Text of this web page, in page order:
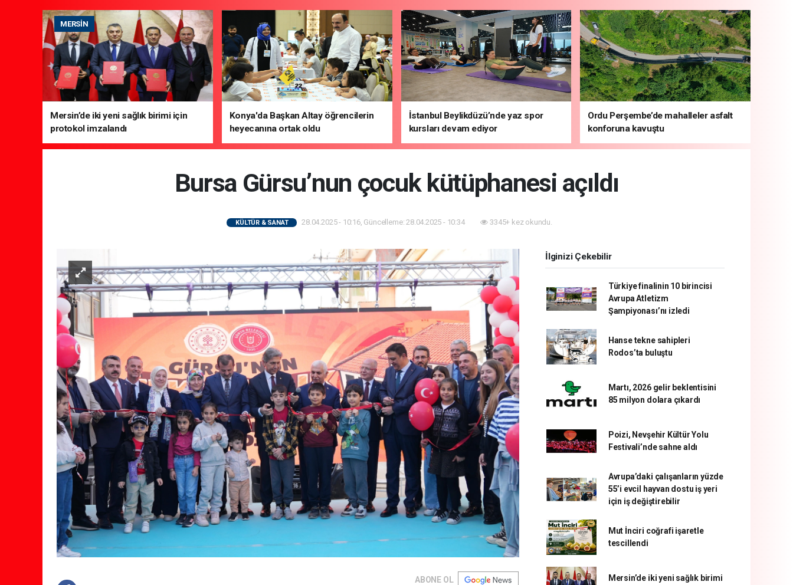
MERSIN
Mersin’de iki yeni sağlık birimi için
protokol imzalandı
Konya'da Başkan Altay öğrencilerin
heyecanına ortak oldu
İstanbul Beylikdüzü’nde yaz spor
kursları devam ediyor
Ordu Perşembe’de mahalleler asfalt
konforuna kavuştu
Bursa Gürsu’nun çocuk kütüphanesi açıldı
KÜLTÜR & SANAT 28.04.2025 - 10:16, Güncelleme: 28.04.2025 - 10:34 3345+ kez okundu.
ABONE OL
İlginizi Çekebilir
Türkiye finalinin 10 birincisi
Avrupa Atletizm
Şampiyonası’nı izledi
Hanse tekne sahipleri
Rodos’ta buluştu
Martı, 2026 gelir beklentisini
85 milyon dolara çıkardı
Poizi, Nevşehir Kültür Yolu
Festivali’nde sahne aldı
Avrupa’daki çalışanların yüzde
55’i evcil hayvan dostu iş yeri
için iş değiştirebilir
Mut İnciri coğrafi işaretle
tescillendi
Mersin’de iki yeni sağlık birimi